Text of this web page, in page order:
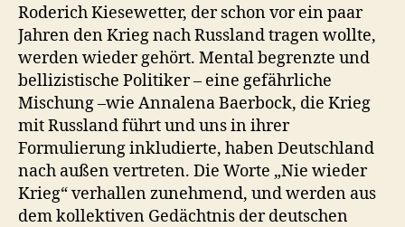
Roderich Kiesewetter, der schon vor ein paar
Jahren den Krieg nach Russland tragen wollte,
werden wieder gehört. Mental begrenzte und
bellizistische Politiker – eine gefährliche
Mischung –wie Annalena Baerbock, die Krieg
mit Russland führt und uns in ihrer
Formulierung inkludierte, haben Deutschland
nach außen vertreten. Die Worte „Nie wieder
Krieg“ verhallen zunehmend, und werden aus
dem kollektiven Gedächtnis der deutschen